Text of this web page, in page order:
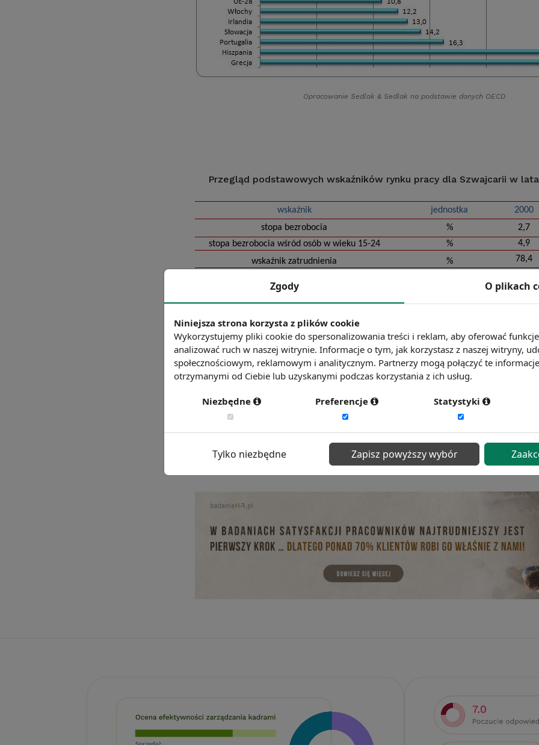
Opracowanie Sedlak & Sedlak na podstawie danych OECD
Przegląd podstawowych wskaźników rynku pracy dla Szwajcarii w
wskaźnik jednostka 2000
stopa bezrobocia
% 2,7
stopa bezrobocia wśród osób w wieku 15-24
% 4,9
wskaźnik zatrudnienia
% 78,4
przeciętne roczne zarobki
PPP,
wyrażonym w USD
48 014
wzrost zatrudnienia
% (zmiana w porównaniu
z poprzednim rokiem)
0,9
z poprzednim rokiem)
Zgody O plikach
Niniejsza strona korzysta z plików cookie
Wykorzystujemy pliki cookie do spersonalizowania treści i reklam, aby oferować funkcje
analizować ruch w naszej witrynie. Informacje o tym, jak korzystasz z naszej witryny,
społecznościowym, reklamowym i analitycznym. Partnerzy mogą połączyć te
otrzymanymi od Ciebie lub uzyskanymi podczas korzystania z ich usług.
Niezbędne Preferencje Statystyki
Tylko niezbędne Zapisz powyższy wybór